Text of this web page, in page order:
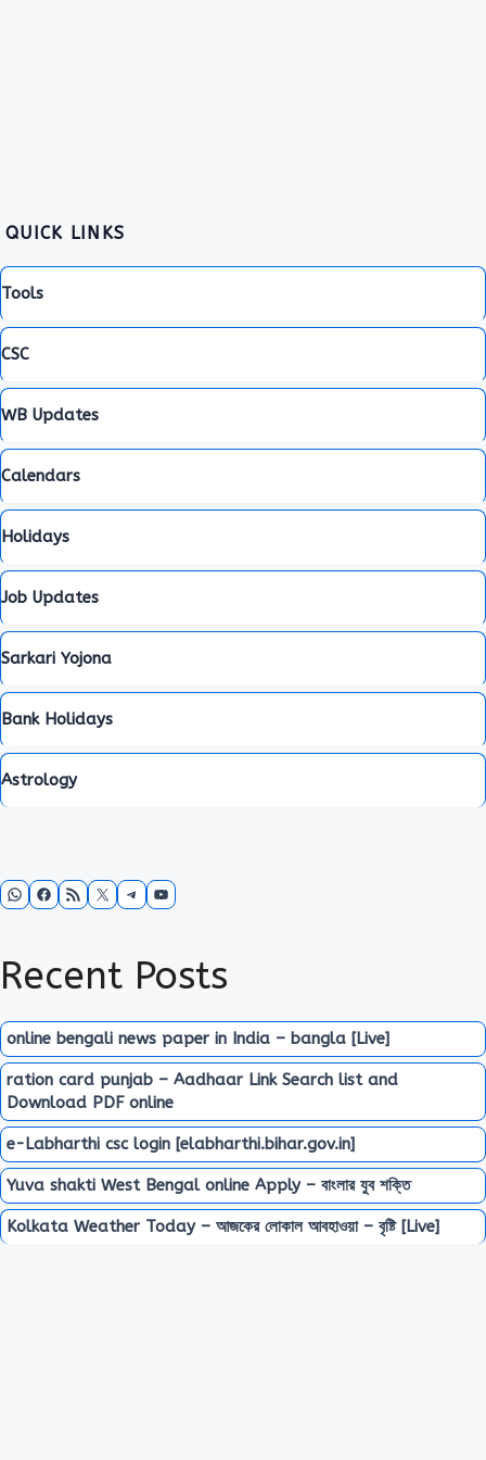
QUICK LINKS
Tools
CSC
WB Updates
Calendars
Holidays
Job Updates
Sarkari Yojona
Bank Holidays
Astrology
WhatsApp
Facebook
RSS FeedX Telegram
YouTube
Recent Posts
online bengali news paper in India – bangla [Live]
ration card punjab – Aadhaar Link Search list and
Download PDF online
e-Labharthi csc login [elabharthi.bihar.gov.in]
Yuva shakti West Bengal online Apply – বাংলার যুব শক্তি
Kolkata Weather Today – আজকের লোকাল আবহাওয়া – বৃষ্টি [Live]